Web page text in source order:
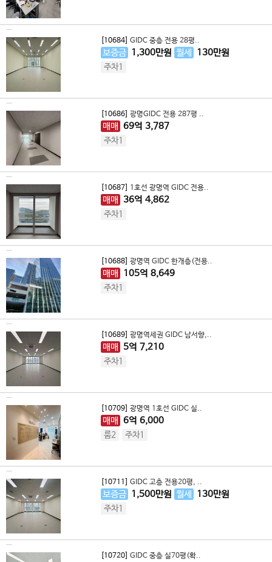
[10684] GIDC 중층 전용 28평..
보증금 1,300만원 월세 130만원
주차1
[10686] 광명GIDC 전용 287평 ..
매매 69억 3,787
주차1
[10687] 1호선 광명역 GIDC 전용..
매매 36억 4,862
주차1
[10688] 광명역 GIDC 한개층(전용..
매매 105억 8,649
주차1
[10689] 광명역세권 GIDC 남서향,..
매매 5억 7,210
주차1
[10709] 광명역 1호선 GIDC 실..
매매 6억 6,000
룸2 주차1
[10711] GIDC 고층 전용20평, ..
보증금 1,500만원 월세 130만원
주차1
[10720] GIDC 중층 실70평(확..